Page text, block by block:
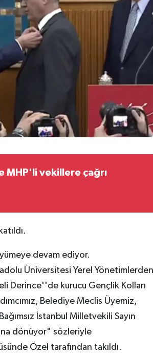
MHP'li vekillere çağrı
devam ediyor.
Üniversitesi Yerel Yönetimlerden
Derince''de kurucu Gençlik Kolları
Belediye Meclis Üyemiz,
İstanbul Milletvekili Sayın
dönüyor" sözleriyle
Özel tarafından takıldı.